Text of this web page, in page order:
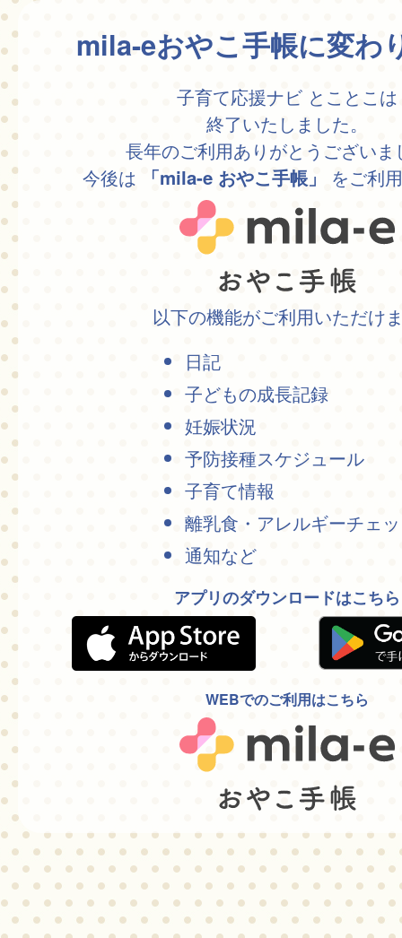
mila-eおやこ手帳に変わ
子育て応援ナビ とことこは
終了いたしました。
長年のご利用ありがとうございま
今後は
「mila-e おやこ手帳」 をご利
以下の機能がご利用いただけ
日記
子どもの成長記録
妊娠状況
予防接種スケジュール
子育て情報
離乳食・アレルギーチェ
通知など
アプリのダウンロードはこちら
WEBでのご利用はこちら